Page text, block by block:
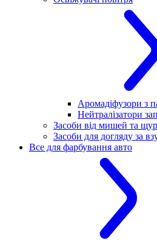
Аромадіфузори з
Нейтралізатори
Засоби від мишей та
Засоби для догляду за
Все для фарбування авто